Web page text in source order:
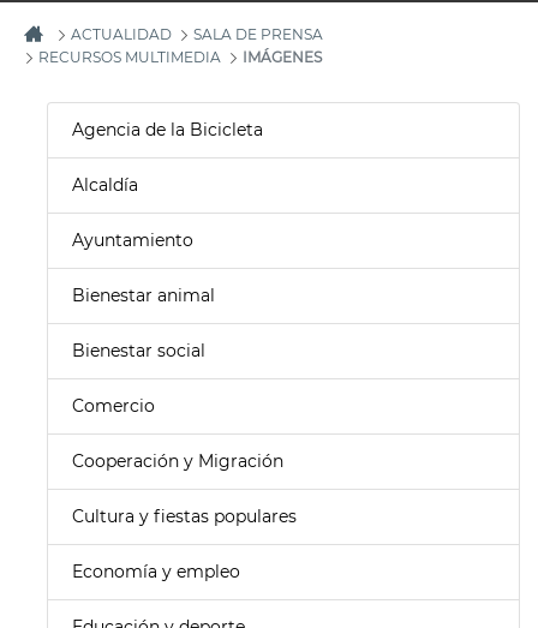
ACTUALIDAD
SALA DE PRENSA
RECURSOS MULTIMEDIA
IMÁGENES
Agencia de la Bicicleta
Alcaldía
Ayuntamiento
Bienestar animal
Bienestar social
Comercio
Cooperación y Migración
Cultura y fiestas populares
Economía y empleo